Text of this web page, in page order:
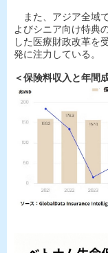
また、アジア全域
よびシニア向け特典
した医療財政改革を
発に注力している。
＜保険料収入と年間